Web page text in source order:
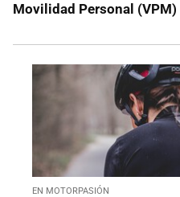
Movilidad Personal (VPM)
EN MOTORPASIÓN